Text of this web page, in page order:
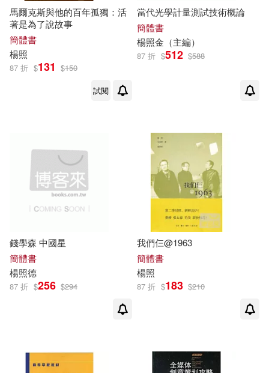
馬爾克斯與他的百年孤獨：活
著是為了說故事
簡體書
楊照
87 折 $131 $150
試閱
當代光學計量測試技術概論
簡體書
楊照金（主編）
87 折 $512 $588
錢學森 中國星
簡體書
楊照德
87 折 $256 $294
我們仨@1963
簡體書
楊照
87 折 $183 $210